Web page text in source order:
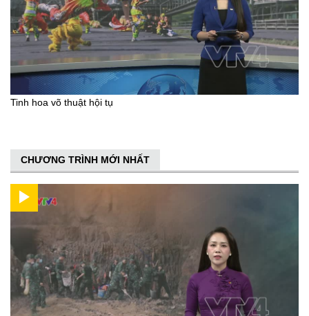
Tinh hoa võ thuật hội tụ
CHƯƠNG TRÌNH MỚI NHẤT